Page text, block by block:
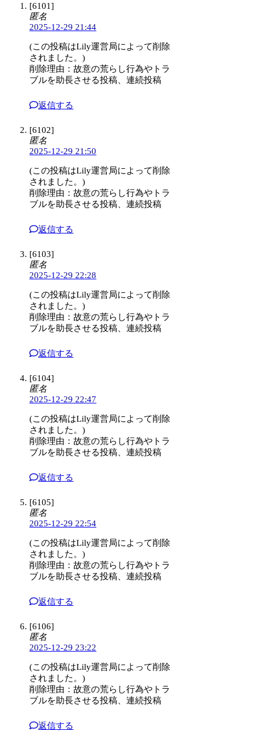
[6101]
匿名
2025-12-29 21:44
(この投稿はLily運営局によって削除
されました。)
削除理由：故意の荒らし行為やトラ
ブルを助長させる投稿、連続投稿
返信する
[6102]
匿名
2025-12-29 21:50
(この投稿はLily運営局によって削除
されました。)
削除理由：故意の荒らし行為やトラ
ブルを助長させる投稿、連続投稿
返信する
[6103]
匿名
2025-12-29 22:28
(この投稿はLily運営局によって削除
されました。)
削除理由：故意の荒らし行為やトラ
ブルを助長させる投稿、連続投稿
返信する
[6104]
匿名
2025-12-29 22:47
(この投稿はLily運営局によって削除
されました。)
削除理由：故意の荒らし行為やトラ
ブルを助長させる投稿、連続投稿
返信する
[6105]
匿名
2025-12-29 22:54
(この投稿はLily運営局によって削除
されました。)
削除理由：故意の荒らし行為やトラ
ブルを助長させる投稿、連続投稿
返信する
[6106]
匿名
2025-12-29 23:22
(この投稿はLily運営局によって削除
されました。)
削除理由：故意の荒らし行為やトラ
ブルを助長させる投稿、連続投稿
返信する